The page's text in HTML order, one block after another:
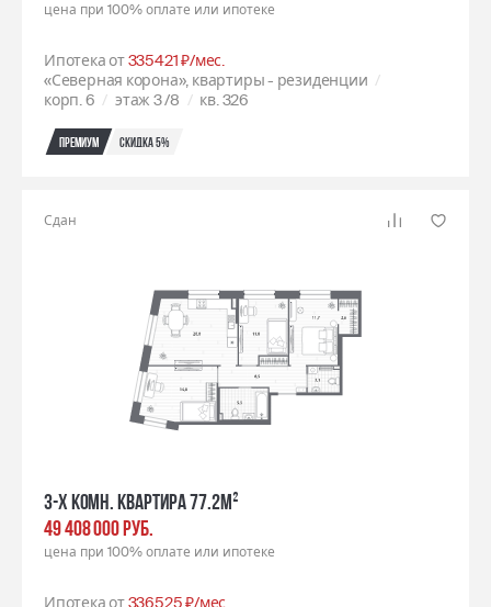
цена при 100% оплате или ипотеке
Ипотека от335421 ₽/мес.
«Северная корона», квартиры - резиденции
корп. 6
этаж 3/8 кв. 326
Премиум Скидка 5%
Сдан
3-х комн. квартира 77.2м²
49 408 000 РУБ.
цена при 100% оплате или ипотеке
Ипотека от336525 ₽/мес.